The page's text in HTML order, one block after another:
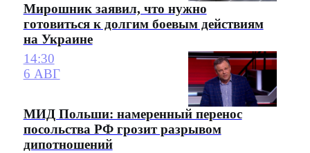
Мирошник заявил, что нужно
готовиться к долгим боевым действиям
на Украине
14:30
6 АВГ
МИД Польши: намеренный перенос
посольства РФ грозит разрывом
дипотношений